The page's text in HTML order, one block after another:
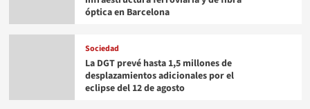
óptica en Barcelona
Sociedad
La DGT prevé hasta 1,5 millones de
desplazamientos adicionales por el
eclipse del 12 de agosto